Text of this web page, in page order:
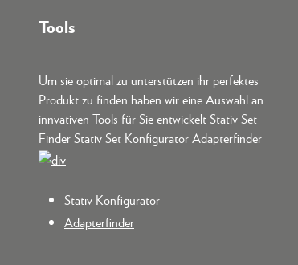
Tools
Um sie optimal zu unterstützen ihr perfektes
Produkt zu finden haben wir eine Auswahl an
innvativen Tools für Sie entwickelt Stativ Set
Finder Stativ Set Konfigurator Adapterfinder
Stativ Konfigurator
Adapterfinder